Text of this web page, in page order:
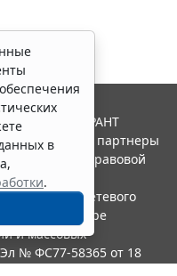
в
.
Система ГАРАНТ
"Гарант" и ее партнеры
ассоциации правовой
в качестве сетевого
надзору в сфере
и массовых
№ ФС77-58365 от 18